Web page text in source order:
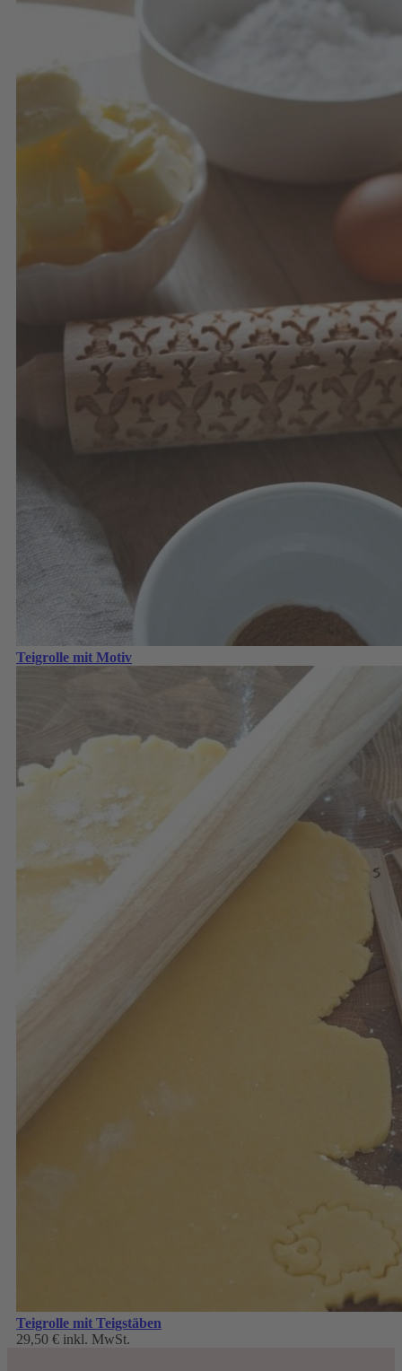
Teigrolle mit Motiv
Teigrolle mit Teigstäben
29,50 € inkl. MwSt.